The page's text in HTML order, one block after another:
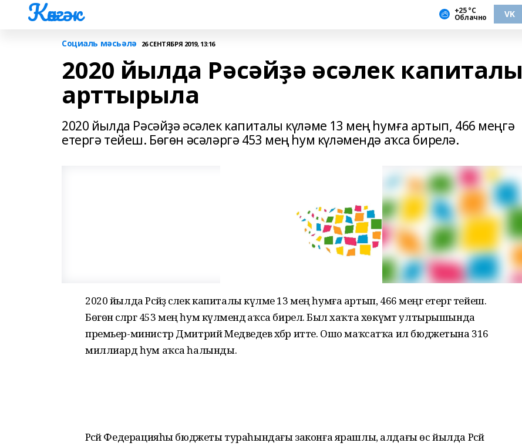
Көнгәк +25 °С
Облачно VK
Социаль мәсьәлә 26 СЕНТЯБРЯ 2019, 13:16
2020 йылда Рәсәйҙә әсәлек капиталы
арттырыла
2020 йылда Рәсәйҙә әсәлек капиталы күләме 13 мең һумға артып, 466 меңгә
етергә тейеш. Бөгөн әсәләргә 453 мең һум күләмендә аҡса бирелә.
2020 йылда Рәсәйҙә әсәлек капиталы күләме 13 мең һумға артып, 466 меңгә етергә тейеш.
Бөгөн әсәләргә 453 мең һум күләмендә аҡса бирелә. Был хаҡта хөкүмәт ултырышында
премьер-министр Дмитрий Медведев хәбәр итте. Ошо маҡсатҡа ил бюджетына 316
миллиард һум аҡса һалынды.
Рәсәй Федерацияһы бюджеты тураһындағы законға ярашлы, алдағы өс йылда Рәсәй